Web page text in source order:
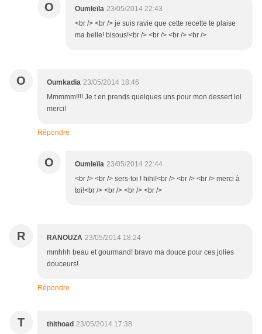
O Oumleïla 23/05/2014 22:43
<br /> <br /> je suis ravie que cette recette te plaise
ma belle! bisous!<br /> <br /> <br /> <br />
O Oumkadia 23/05/2014 18:46
Mmmmm!!!! Je t en prends quelques uns pour mon dessert lol
merci!
Répondre
O Oumleïla 23/05/2014 22:44
<br /> <br /> sers-toi ! hihi!<br /> <br /> <br /> merci à
toi!<br /> <br /> <br /> <br />
R RANOUZA 23/05/2014 18:24
mmhhh beau et gourmand! bravo ma douce pour ces jolies
douceurs!
Répondre
T thithoad 23/05/2014 17:38